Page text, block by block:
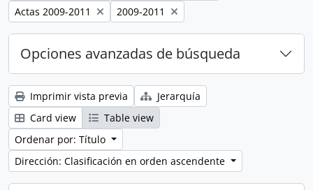
Remove filter:
Actas 2009-2011 Remove filter:
2009-2011
Opciones avanzadas de búsqueda
Imprimir vista previa
Jerarquía
Card view
Table view
Ordenar por: Título
Dirección: Clasificación en orden ascendente